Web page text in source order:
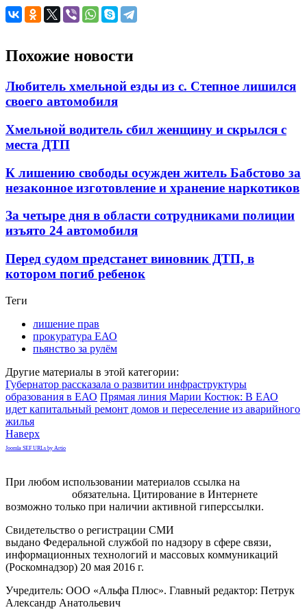
Похожие новости
Любитель хмельной езды из с. Степное лишился
своего автомобиля
Хмельной водитель сбил женщину и скрылся с
места ДТП
К лишению свободы осужден житель Бабстово за
незаконное изготовление и хранение наркотиков
За четыре дня в области сотрудниками полиции
изъято 24 автомобиля
Перед судом предстанет виновник ДТП, в
котором погиб ребенок
Теги
лишение прав
прокуратура ЕАО
пьянство за рулём
Другие материалы в этой категории:
Губернатор рассказала о развитии инфраструктуры
образования в ЕАО Прямая линия Марии Костюк: В ЕАО
идет капитальный ремонт домов и переселение из аварийного
жилья
Наверх
Joomla SEF URLs by Artio
При любом использовании материалов ссылка на
обязательна. Цитирование в Интернете
возможно только при наличии активной гиперссылки.
Свидетельство о регистрации СМИ
выдано Федеральной службой по надзору в сфере связи,
информационных технологий и массовых коммуникаций
(Роскомнадзор) 20 мая 2016 г.
Учредитель: ООО «Альфа Плюс». Главный редактор: Петрук
Александр Анатольевич